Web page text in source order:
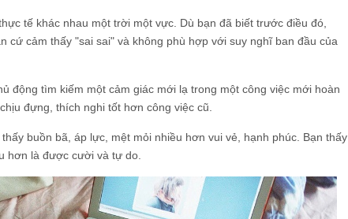
tế khác nhau một trời một vực. Dù bạn đã biết trước điều đó,
cứ cảm thấy "sai sai" và không phù hợp với suy nghĩ ban đầu của
động tìm kiếm một cảm giác mới lạ trong một công việc mới hoàn
đựng, thích nghi tốt hơn công việc cũ.
buồn bã, áp lực, mệt mỏi nhiều hơn vui vẻ, hạnh phúc. Bạn thấy
hơn là được cười và tự do.